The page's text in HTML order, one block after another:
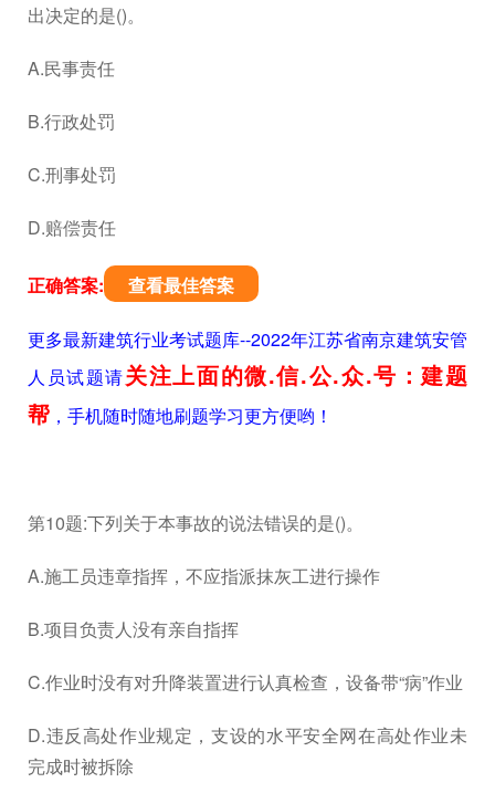
出决定的是()。
A.民事责任
B.行政处罚
C.刑事处罚
D.赔偿责任
正确答案: 查看最佳答案
更多最新建筑行业考试题库--2022年江苏省南京建筑安管
人员试题请关注上面的微.信.公.众.号：建题
帮 ，手机随时随地刷题学习更方便哟！
第10题:下列关于本事故的说法错误的是()。
A.施工员违章指挥，不应指派抹灰工进行操作
B.项目负责人没有亲自指挥
C.作业时没有对升降装置进行认真检查，设备带“病”作业
D.违反高处作业规定，支设的水平安全网在高处作业未
完成时被拆除